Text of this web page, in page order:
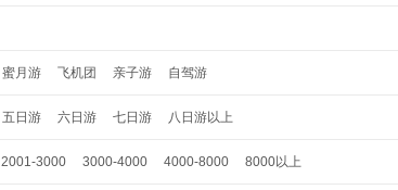
蜜月游 飞机团 亲子游 自驾游
五日游 六日游 七日游 八日游以上
2001-3000 3000-4000 4000-8000 8000以上